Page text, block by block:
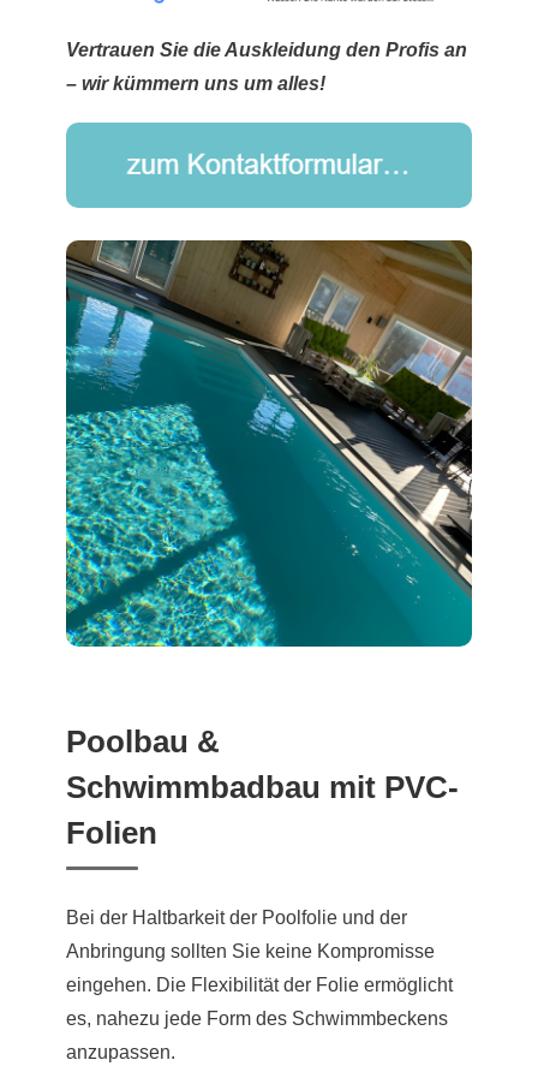
Vertrauen Sie die Auskleidung den Profis an
– wir kümmern uns um alles!
Poolbau &
Schwimmbadbau mit PVC-
Folien
Bei der Haltbarkeit der Poolfolie und der
Anbringung sollten Sie keine Kompromisse
eingehen. Die Flexibilität der Folie ermöglicht
es, nahezu jede Form des Schwimmbeckens
anzupassen.